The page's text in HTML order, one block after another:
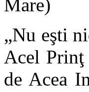
Mare)
„Nu eşti
Acel
de Acea